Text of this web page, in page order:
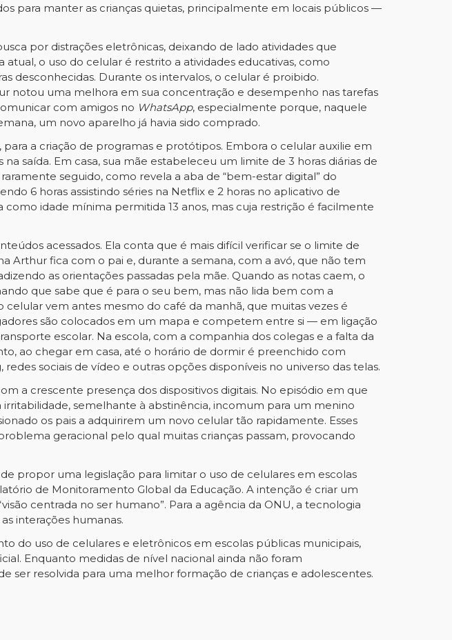
para manter as crianças quietas, principalmente em locais públicos —
por distrações eletrônicas, deixando de lado atividades que
o uso do celular é restrito a atividades educativas, como
desconhecidas. Durante os intervalos, o celular é proibido.
notou uma melhora em sua concentração e desempenho nas tarefas
com amigos no WhatsApp, especialmente porque, naquele
um novo aparelho já havia sido comprado.
a criação de programas e protótipos. Embora o celular auxilie em
saída. Em casa, sua mãe estabeleceu um limite de 3 horas diárias de
seguido, como revela a aba de “bem-estar digital” do
6 horas assistindo séries na Netflix e 2 horas no aplicativo de
idade mínima permitida 13 anos, mas cuja restrição é facilmente
acessados. Ela conta que é mais difícil verificar se o limite de
Arthur fica com o pai e, durante a semana, com a avó, que não tem
as orientações passadas pela mãe. Quando as notas caem, o
que sabe que é para o seu bem, mas não lida bem com a
vem antes mesmo do café da manhã, que muitas vezes é
são colocados em um mapa e competem entre si — em ligação
escolar. Na escola, com a companhia dos colegas e a falta da
ao chegar em casa, até o horário de dormir é preenchido com
sociais de vídeo e outras opções disponíveis no universo das telas.
a crescente presença dos dispositivos digitais. No episódio em que
semelhante à abstinência, incomum para um menino
os pais a adquirirem um novo celular tão rapidamente. Esses
geracional pelo qual muitas crianças passam, provocando
propor uma legislação para limitar o uso de celulares em escolas
de Monitoramento Global da Educação. A intenção é criar um
centrada no ser humano”. Para a agência da ONU, a tecnologia
interações humanas.
do uso de celulares e eletrônicos em escolas públicas municipais,
Enquanto medidas de nível nacional ainda não foram
ser resolvida para uma melhor formação de crianças e adolescentes.